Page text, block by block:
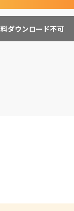
ダウンロード不可